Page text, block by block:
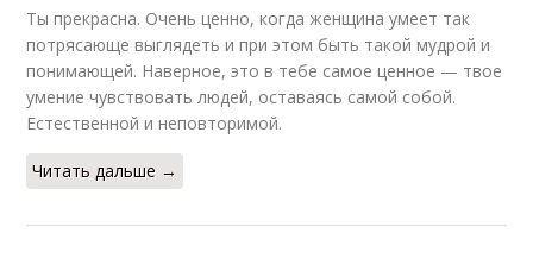
Ты прекрасна. Очень ценно, когда женщина умеет так
потрясающе выглядеть и при этом быть такой мудрой и
понимающей. Наверное, это в тебе самое ценное — твое
умение чувствовать людей, оставаясь самой собой.
Естественной и неповторимой.
Читать дальше →